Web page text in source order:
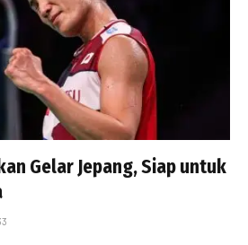
Gelar Jepang, Siap untuk